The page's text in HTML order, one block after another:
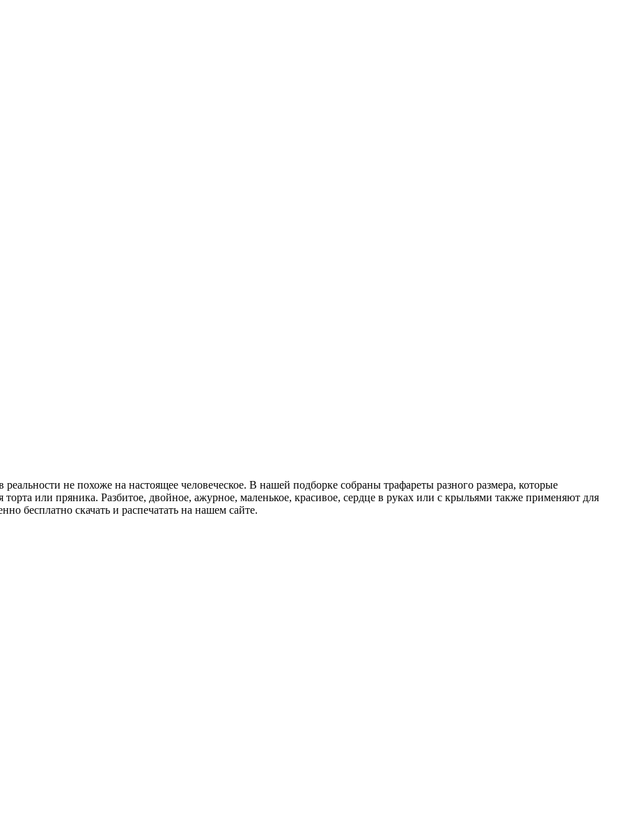
не похоже на настоящее человеческое. В нашей подборке собраны трафареты разного размера, которые
или пряника. Разбитое, двойное, ажурное, маленькое, красивое, сердце в руках или с крыльями также применяют для
бесплатно скачать и распечатать на нашем сайте.